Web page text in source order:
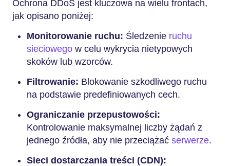
Ochrona DDoS jest kluczowa na wielu frontach,
jak opisano poniżej:
Monitorowanie ruchu: Śledzenie ruchu
sieciowego w celu wykrycia nietypowych
skoków lub wzorców.
Filtrowanie: Blokowanie szkodliwego ruchu
na podstawie predefiniowanych cech.
Ograniczanie przepustowości:
Kontrolowanie maksymalnej liczby żądań z
jednego źródła, aby nie przeciążać serwerze.
Sieci dostarczania treści (CDN):